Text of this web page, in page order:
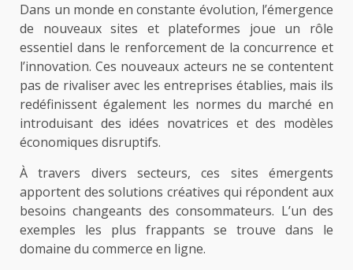
Dans un monde en constante évolution, l’émergence
de nouveaux sites et plateformes joue un rôle
essentiel dans le renforcement de la concurrence et
l’innovation. Ces nouveaux acteurs ne se contentent
pas de rivaliser avec les entreprises établies, mais ils
redéfinissent également les normes du marché en
introduisant des idées novatrices et des modèles
économiques disruptifs.
À travers divers secteurs, ces sites émergents
apportent des solutions créatives qui répondent aux
besoins changeants des consommateurs. L’un des
exemples les plus frappants se trouve dans le
domaine du commerce en ligne.